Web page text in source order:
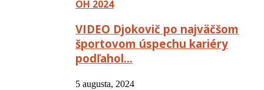
OH 2024
VIDEO Djokovič po najväčšom
športovom úspechu kariéry
podľahol…
5 augusta, 2024